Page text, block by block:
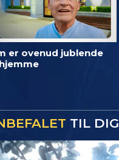
er ovenud jublende
TIL DIG